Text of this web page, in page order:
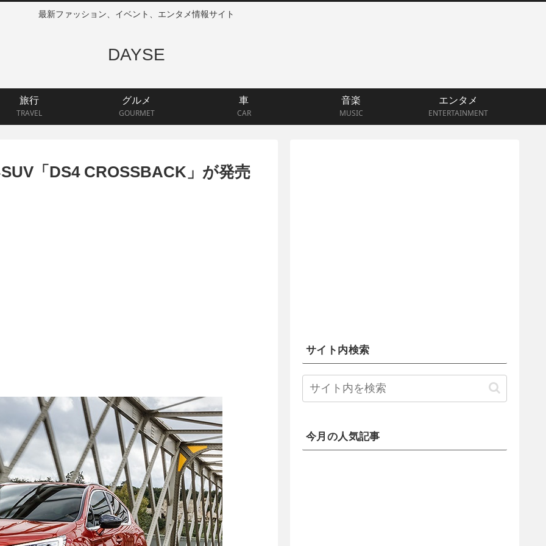
最新ファッション、イベント、エンタメ情報サイト
DAYSE
旅行
TRAVEL
グルメ
GOURMET
車
CAR
音楽
MUSIC
エンタメ
ENTERTAINMENT
「DS4 CROSSBACK」が発売
サイト内検索
今月の人気記事